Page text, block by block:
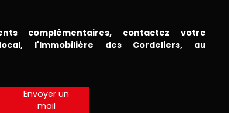
complémentaires, contactez votre
l'Immobilière des Cordeliers, au
Envoyer un
mail